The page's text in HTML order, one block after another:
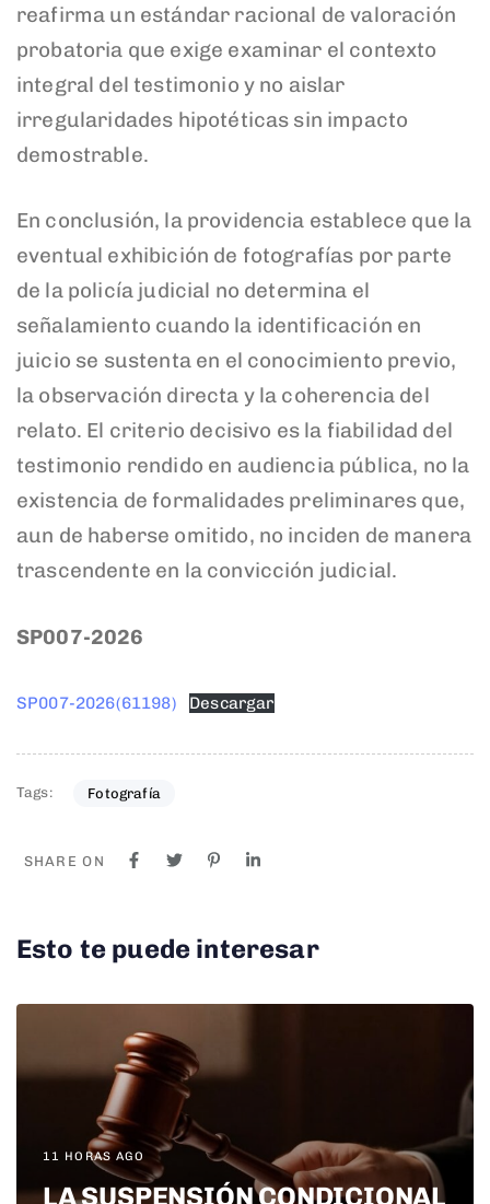
reafirma un estándar racional de valoración
probatoria que exige examinar el contexto
integral del testimonio y no aislar
irregularidades hipotéticas sin impacto
demostrable.
En conclusión, la providencia establece que la
eventual exhibición de fotografías por parte
de la policía judicial no determina el
señalamiento cuando la identificación en
juicio se sustenta en el conocimiento previo,
la observación directa y la coherencia del
relato. El criterio decisivo es la fiabilidad del
testimonio rendido en audiencia pública, no la
existencia de formalidades preliminares que,
aun de haberse omitido, no inciden de manera
trascendente en la convicción judicial.
SP007-2026
SP007-2026(61198) Descargar
Tags: Fotografía
SHARE ON
Esto te puede interesar
11 HORAS AGO
LA SUSPENSIÓN CONDICIONAL